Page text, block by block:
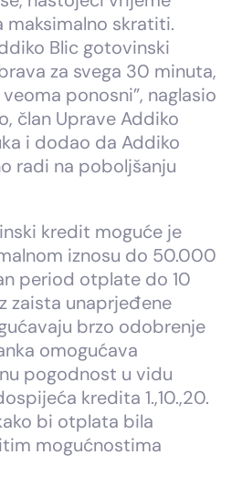
skratiti.
Blic gotovinski
za svega 30 minuta,
ponosni”, naglasio
član Uprave Addiko
i dodao da Addiko
radi na poboljšanju
kredit moguće je
iznosu do 50.000
period otplate do 10
zaista unaprjeđene
brzo odobrenje
omogućava
pogodnost u vidu
kredita 1.,10.,20.
bi otplata bila
mogućnostima